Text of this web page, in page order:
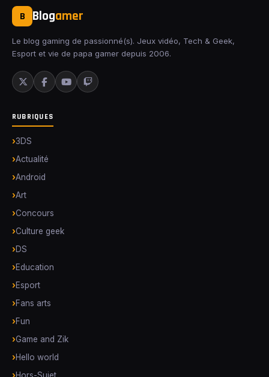
B Blogamer
Le blog gaming de passionné(s). Jeux vidéo, Tech & Geek,
Esport et vie de papa gamer depuis 2006.
RUBRIQUES
3DS
Actualité
Android
Art
Concours
Culture geek
DS
Education
Esport
Fans arts
Fun
Game and Zik
Hello world